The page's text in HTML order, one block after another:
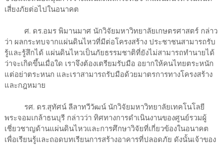
เสี่ยงภัยต่อไปในอนาคต
ศ. ดร.อมร พิมานมาศ นักวิจัยมหาวิทยาลัยเกษตรศาสตร์ กล่าว
ว่า ผลกระทบจากแผ่นดินไหวที่มีต่อโครงสร้าง ประชาชนสามารถรับ
รู้และรู้สึกได้ แผ่นดินไหวเป็นภัยธรรมชาติที่ยังไม่สามารถทำนายได้
ว่าจะเกิดขึ้นเมื่อใด เราจึงต้องเตรียมรับมือ อยากให้คนไทยตระหนัก
แต่อย่าตระหนก และเราสามารถรับมือด้วยมาตรการทางโครงสร้าง
และกฎหมาย
รศ. ดร.สุทัศน์ ลีลาทวีวัฒน์ นักวิจัยมหาวิทยาลัยเทคโนโลยี
พระจอมเกล้าธนบุรี กล่าวว่า ทิศทางการดำเนินงานของศูนย์รวมผู้
เชี่ยวชาญด้านแผ่นดินไหวและการศึกษาวิจัยที่เกี่ยวข้องในอนาคต
เพื่อเรียนรู้และถอดบทเรียนการสร้างอาคารที่ปลอดภัย ดังนั้นเจ้าของ